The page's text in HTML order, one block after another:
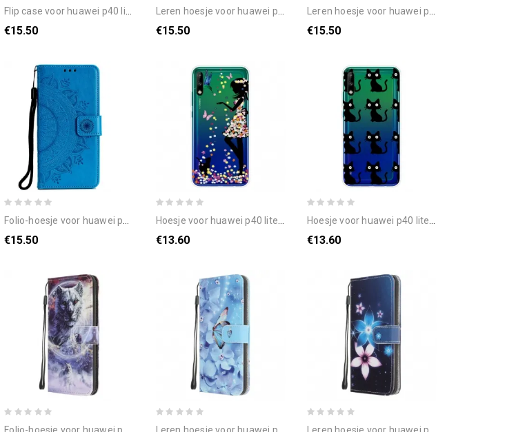
flip case voor huawei p40 lite e / huawei y7p vlinders koningen
€15.50
leren hoesje voor huawei p40 lite e / huawei y7p pandaplezier
€15.50
leren hoesje voor huawei p40 lite e / huawei y7p duivelstelefoon
€15.50
folio-hoesje voor huawei p40 lite e / huawei y7p zon mandala
€15.50
hoesje voor huawei p40 lite e / huawei y7p magische vrouw
€13.60
hoesje voor huawei p40 lite e / huawei y7p meerdere zwarte katten
€13.60